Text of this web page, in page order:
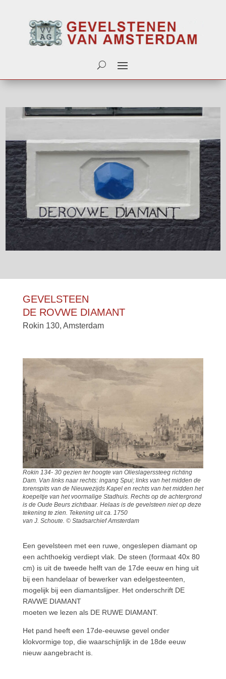
GEVELSTEEN
DE ROVWE DIAMANT
Rokin 130, Amsterdam
Rokin 134- 30 gezien ter hoogte van Olieslagerssteeg richting
Dam. Van links naar rechts: ingang Spui; links van het midden de
torenspits van de Nieuwezijds Kapel en rechts van het midden het
koepeltje van het voormalige Stadhuis. Rechts op de achtergrond
is de Oude Beurs zichtbaar. Helaas is de gevelsteen niet op deze
tekening te zien. Tekening uit ca. 1750
van J. Schoute. © Stadsarchief Amsterdam
Een gevelsteen met een ruwe, ongeslepen diamant op
een achthoekig verdiept vlak. De steen (formaat 40x 80
cm) is uit de tweede helft van de 17de eeuw en hing uit
bij een handelaar of bewerker van edelgesteenten,
mogelijk bij een diamantslijper. Het onderschrift DE
RAVWE DIAMANT
moeten we lezen als DE RUWE DIAMANT.
Het pand heeft een 17de-eeuwse gevel onder
klokvormige top, die waarschijnlijk in de 18de eeuw
nieuw aangebracht is.